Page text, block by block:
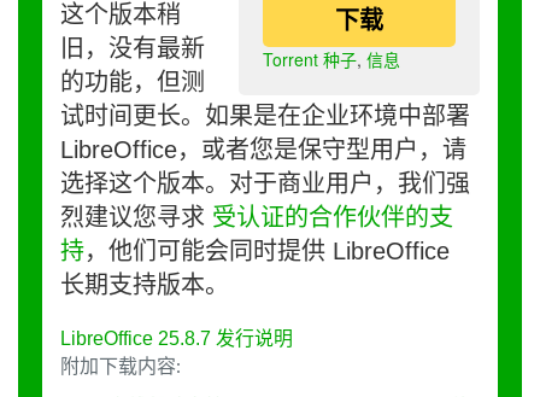
下载
Torrent 种子, 信息
这个版本稍
旧，没有最新
的功能，但测
试时间更长。如果是在企业环境中部署
LibreOffice，或者您是保守型用户，请
选择这个版本。对于商业用户，我们强
烈建议您寻求 受认证的合作伙伴的支
持，他们可能会同时提供 LibreOffice
长期支持版本。
LibreOffice 25.8.7 发行说明
附加下载内容: